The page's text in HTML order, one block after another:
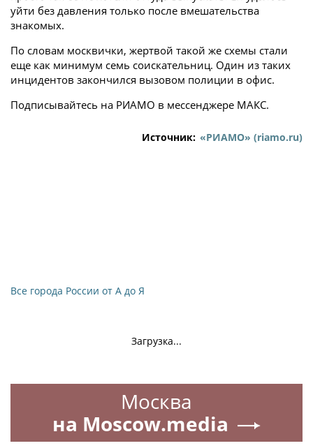
уйти без давления только после вмешательства
знакомых.
По словам москвички, жертвой такой же схемы стали
еще как минимум семь соискательниц. Один из таких
инцидентов закончился вызовом полиции в офис.
Подписывайтесь на РИАМО в мессенджере МАКС.
Источник: «РИАМО» (riamo.ru)
Все города России от А до Я
Загрузка...
Москва
на Moscow.media